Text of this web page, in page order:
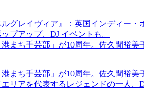
ルグレイヴィア』：英国インディー
プアップ、DJ イベントも。
まち手芸部」が10周年。佐久間裕
まち手芸部」が10周年。佐久間裕
リアを代表するレジェンドの一人、